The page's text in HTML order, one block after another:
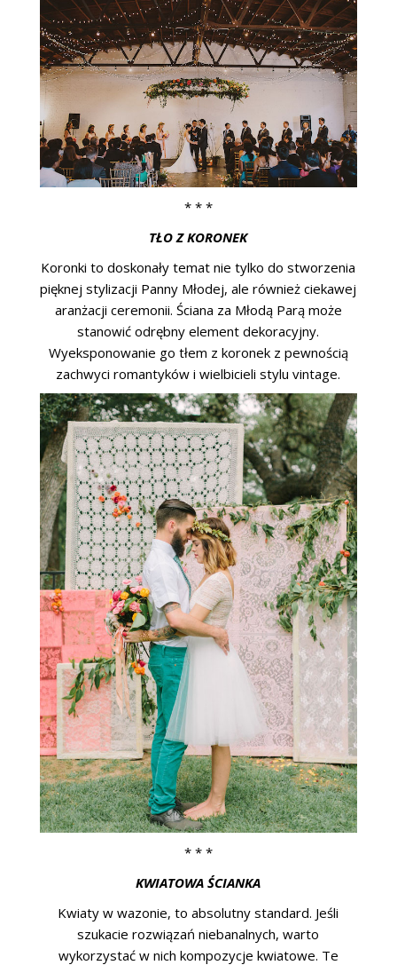
* * *
TŁO Z KORONEK
Koronki to doskonały temat nie tylko do stworzenia
pięknej stylizacji Panny Młodej, ale również ciekawej
aranżacji ceremonii. Ściana za Młodą Parą może
stanowić odrębny element dekoracyjny.
Wyeksponowanie go tłem z koronek z pewnością
zachwyci romantyków i wielbicieli stylu vintage.
* * *
KWIATOWA ŚCIANKA
Kwiaty w wazonie, to absolutny standard. Jeśli
szukacie rozwiązań niebanalnych, warto
wykorzystać w nich kompozycje kwiatowe. Te